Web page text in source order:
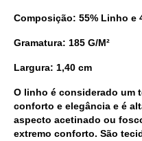
Composição: 55% Linho e
Gramatura: 185 G/M²
Largura: 1,40 cm
O linho é considerado um
conforto e elegância e é
aspecto acetinado ou
extremo conforto. São